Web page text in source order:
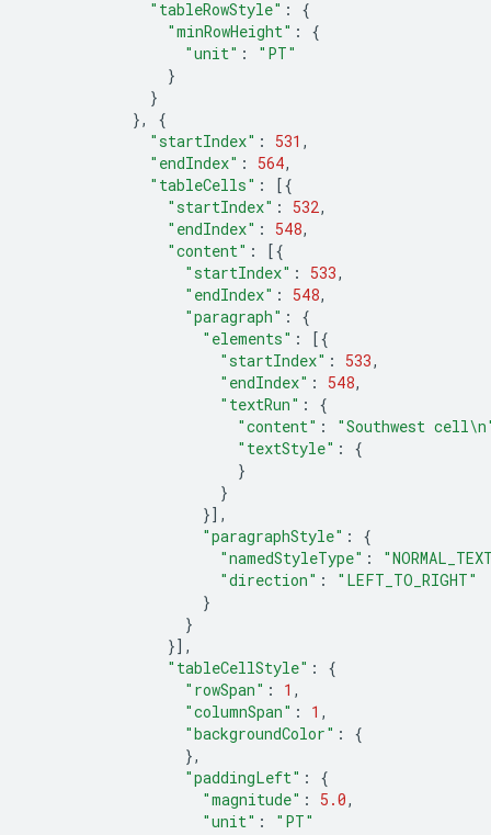
"tableRowStyle" :
{
"minRowHeight" :
{
"unit" :
"PT"
}
}
},
{
"startIndex" : 531 ,
"endIndex" : 564,
"tableCells" :
[{
"startIndex" : 532,
"endIndex" : 548,
"content" :
[{
"startIndex" : 533,
"endIndex" : 548,
"paragraph" :
{
"elements" :
[{
"startIndex" : 533,
"endIndex" : 548,
"textRun" :
{
"content" : "Southwest cell\n
"textStyle" :
{
}
}
}],
"paragraphStyle" :
{
"namedStyleType" :
"direction" :
"LEFT_TO_RIGHT"
}
}
}],
"tableCellStyle" :
{
"rowSpan" : 1 ,
"columnSpan" : 1 ,
"backgroundColor" :
{
},
"paddingLeft" :
{
"magnitude" : 5.0,
"unit" :
"PT"